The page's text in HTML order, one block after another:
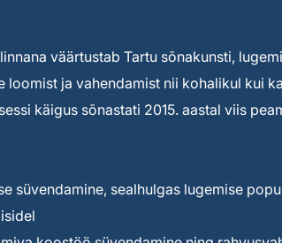
väärtustab Tartu sõnakunsti,
loomist ja vahendamist nii kohalikul kui
käigus sõnastati 2015. aastal viis
süvendamine, sealhulgas lugemise